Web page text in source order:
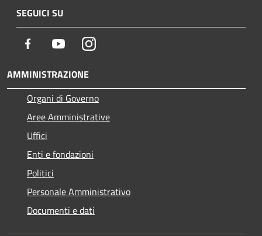
SEGUICI SU
Facebook YoutubeInstagram
AMMINISTRAZIONE
Organi di Governo
Aree Amministrative
Uffici
Enti e fondazioni
Politici
Personale Amministrativo
Documenti e dati